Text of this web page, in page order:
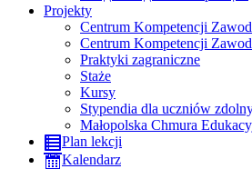
Projekty
Centrum Kompetencji
Centrum Kompetencji
Praktyki zagraniczne
Staże
Kursy
Stypendia dla uczniów
Małopolska Chmura
Plan lekcji
Kalendarz